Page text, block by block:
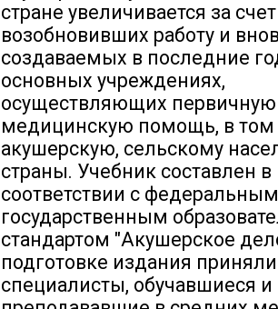
стране увеличивается за счет
возобновивших работу и
создаваемых в последние
основных учреждениях,
осуществляющих первичную
медицинскую помощь, в том
акушерскую, сельскому
страны. Учебник составлен в
соответствии с федеральным
государственным
стандартом "Акушерское
подготовке издания
специалисты, обучавшиеся и